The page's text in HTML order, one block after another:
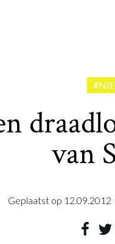
van
Geplaatst op 12.09.2012